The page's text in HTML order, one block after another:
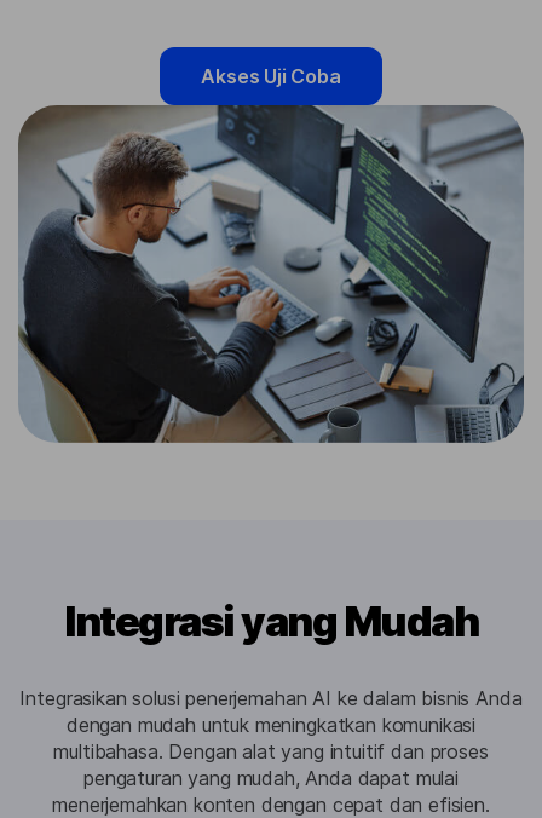
Akses Uji Coba
Integrasi yang Mudah
Integrasikan solusi penerjemahan AI ke dalam bisnis Anda
dengan mudah untuk meningkatkan komunikasi
multibahasa. Dengan alat yang intuitif dan proses
pengaturan yang mudah, Anda dapat mulai
menerjemahkan konten dengan cepat dan efisien.